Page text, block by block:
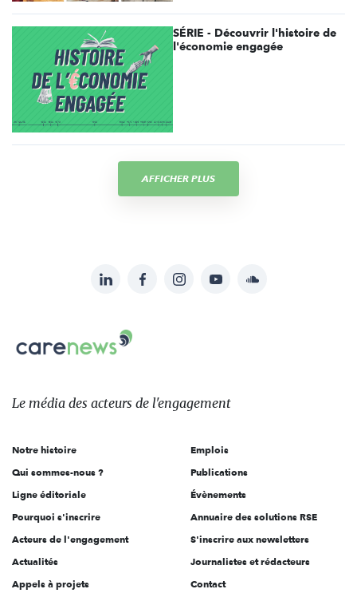
SÉRIE - Découvrir l'histoire de
l'économie engagée
AFFICHER PLUS
sur:
LinkedInFacebookInstagramYouTubeSoundcloud
Carenews,
Le
des
l'engagement
Le média des acteurs de l'engagement
Notre histoire
Qui sommes-nous ?
Ligne éditoriale
Pourquoi s'inscrire
Acteurs de l'engagement
Actualités
Appels à projets
Emplois
Publications
Évènements
Annuaire des solutions RSE
S'inscrire aux newsletters
Journalistes et rédacteurs
Contact